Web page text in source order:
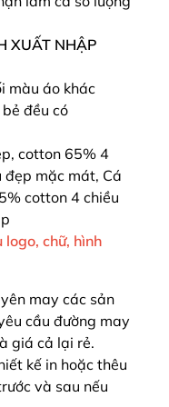
XUẤT NHẬP
màu áo khác
đều có
cotton 65% 4
mặc mát, Cá
cotton 4 chiều
logo, chữ, hình
may các sản
cầu đường may
giá cả lại rẻ.
kế in hoặc thêu
và sau nếu